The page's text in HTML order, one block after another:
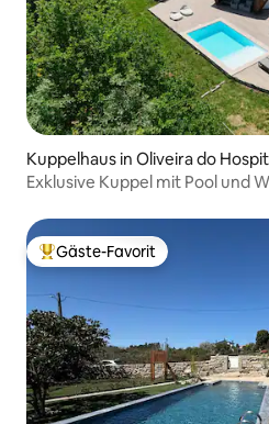
Kuppelhaus in Oliveira do
Exklusive Kuppel mit Pool und
Beliebter Gäste-Favorit.
Gäste-Favorit